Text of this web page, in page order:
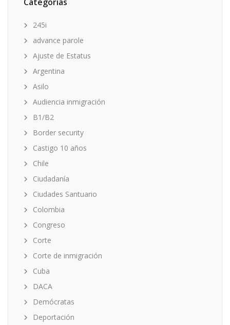
245i
advance parole
Ajuste de Estatus
Argentina
Asilo
Audiencia inmigración
B1/B2
Border security
Castigo 10 años
Chile
Ciudadanía
Ciudades Santuario
Colombia
Congreso
Corte
Corte de inmigración
Cuba
DACA
Demócratas
Deportación